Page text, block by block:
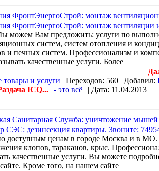
ФронтЭнергоСтрой: монтаж
ФронтЭнергоСтрой: монтаж вентиляции
можем Вам предложить: услуги по
систем, систем отопления и
и печных систем. Профессионализм и
качественные услуги. Более
товары и услуги | Переходов: 560 | Добавил:
ICQ... | - это всё | | Дата: 11.04.2013
Санитарная Служба: уничтожение
СЭС: дезинсекция квартиры. Звоните:
доступным ценам в городе Москва и в МО.
клопов, тараканов, крыс.
качественные услуги. Вы можете
Кроме того, на нашем сайте